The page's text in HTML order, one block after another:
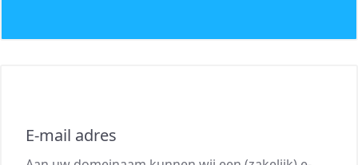
E-mail adres